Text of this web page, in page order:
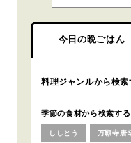
今日の晩ごはん
季節の食材から検索する
ししとう 万願寺唐